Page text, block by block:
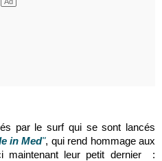
par le surf qui se sont lancés
in Med", qui rend hommage aux
maintenant leur petit dernier :